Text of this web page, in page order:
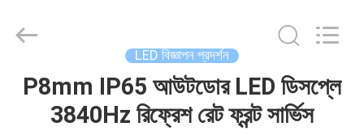
বাড়ি
Limited.
LED বিজ্ঞাপন প্রদর্শন
P8mm IP65 আউটডোর LED ডিসপ্লে
3840Hz রিফ্রেশ রেট ফ্রন্ট সার্ভিস